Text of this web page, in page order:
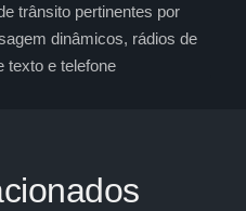
trânsito pertinentes por
dinâmicos, rádios de
texto e telefone